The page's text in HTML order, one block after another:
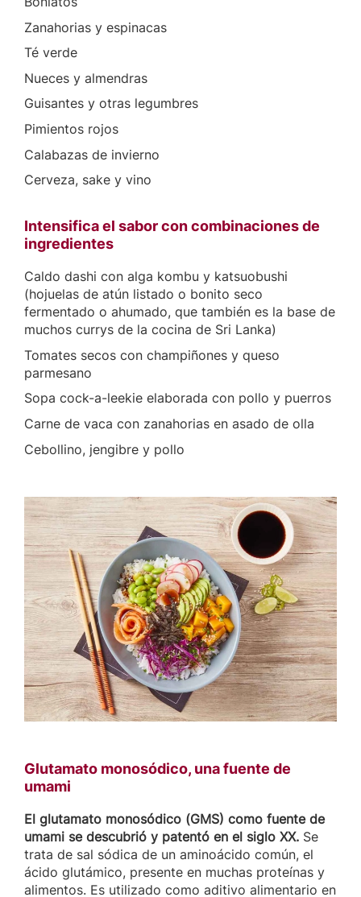
Zanahorias y espinacas
Té verde
Nueces y almendras
Guisantes y otras legumbres
Pimientos rojos
Calabazas de invierno
Cerveza, sake y vino
Intensifica el sabor con combinaciones de
ingredientes
Caldo dashi con alga kombu y katsuobushi
(hojuelas de atún listado o bonito seco
fermentado o ahumado, que también es la base de
muchos currys de la cocina de Sri Lanka)
Tomates secos con champiñones y queso
parmesano
Sopa cock-a-leekie elaborada con pollo y puerros
Carne de vaca con zanahorias en asado de olla
Cebollino, jengibre y pollo
Glutamato monosódico, una fuente de
umami
El glutamato monosódico (GMS) como fuente de
umami se descubrió y patentó en el siglo XX. Se
trata de sal sódica de un aminoácido común, el
ácido glutámico, presente en muchas proteínas y
alimentos. Es utilizado como aditivo alimentario en